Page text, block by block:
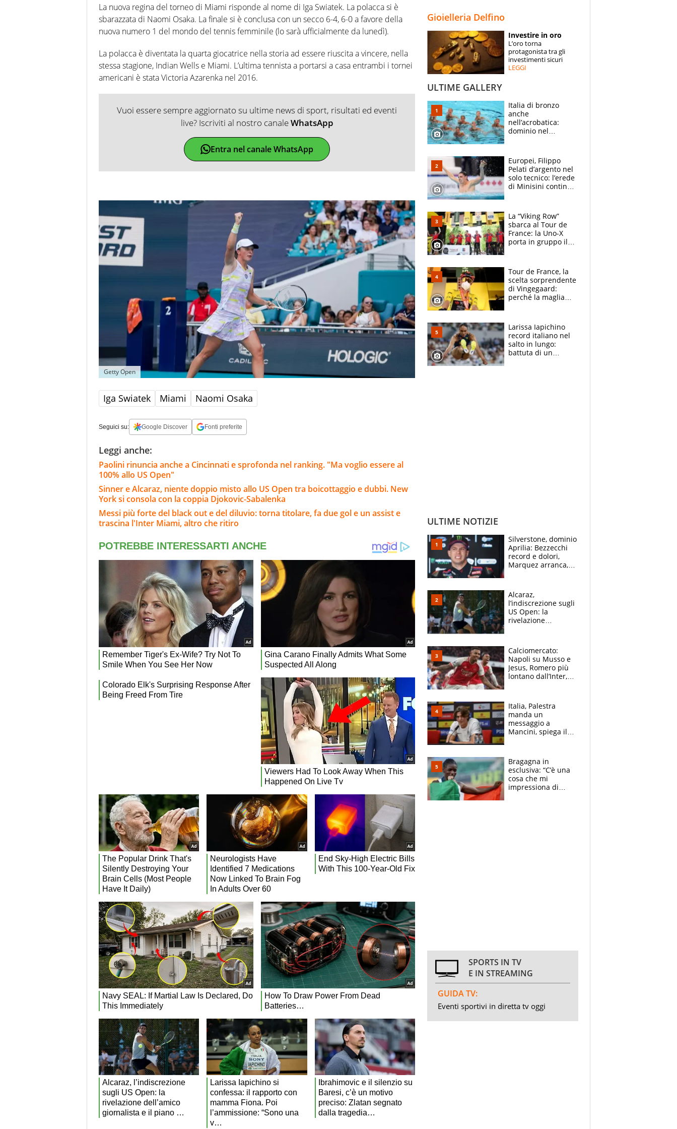
ESPERTI
CONTATTI
La nuova regina del torneo di Miami risponde al nome di Iga Swiatek. La polacca si è
sbarazzata di Naomi Osaka. La finale si è conclusa con un secco 6-4, 6-0 a favore della
nuova numero 1 del mondo del tennis femminile (lo sarà ufficialmente da lunedì).
La polacca è diventata la quarta giocatrice nella storia ad essere riuscita a vincere, nella
stessa stagione, Indian Wells e Miami. L’ultima tennista a portarsi a casa entrambi i tornei
americani è stata Victoria Azarenka nel 2016.
Vuoi essere sempre aggiornato su ultime news di sport, risultati ed eventi
live? Iscriviti al nostro canaleWhatsApp
Entra nel canale WhatsApp
Getty Open
Iga Swiatek Miami Naomi Osaka
Seguici su: Google Discover Fonti preferite
Leggi anche:
Paolini rinuncia anche a Cincinnati e sprofonda nel ranking. "Ma voglio essere al
100% allo US Open"
Sinner e Alcaraz, niente doppio misto allo US Open tra boicottaggio e dubbi. New
York si consola con la coppia Djokovic-Sabalenka
Messi più forte del black out e del diluvio: torna titolare, fa due gol e un assist e
trascina l'Inter Miami, altro che ritiro
Gioielleria Delfino
Investire in oro
L’oro torna
protagonista tra gli
investimenti sicuri
LEGGI
ULTIME GALLERY
Italia di bronzo
anche
nell’acrobatica:
dominio nel
e compagni
continuare
Europei, Filippo
Pelati d’argento nel
solo tecnico: l’erede
di Minisini continua
mirino
La “Viking Row”
sbarca al Tour de
France: la Uno-X
porta in gruppo il
compagni
Tour de France, la
scelta sorprendente
di Vingegaard:
perché la maglia
rischio da evitare
Larissa Iapichino
record italiano nel
salto in lungo:
battuta di un
ULTIME NOTIZIE
Silverstone, dominio
Aprilia: Bezzecchi
record e dolori,
Marquez arranca,
Alcaraz,
l’indiscrezione sugli
US Open: la
rivelazione
B. Rune verso la
rinuncia
Calciomercato:
Napoli su Musso e
Jesus, Romero più
lontano dall’Inter,
tabellone
Italia, Palestra
manda un
messaggio a
Mancini, spiega il
l'alleanza con
Donnarumma
Bragagna in
esclusiva: “C’è una
cosa che mi
impressiona di
SPORTS IN TV
E IN STREAMING
GUIDA TV:
Eventi sportivi in diretta tv oggi